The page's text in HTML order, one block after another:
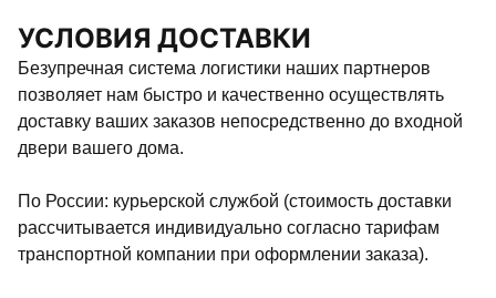
УСЛОВИЯ ДОСТАВКИ
Безупречная система логистики наших партнеров
позволяет нам быстро и качественно осуществлять
доставку ваших заказов непосредственно до входной
двери вашего дома.
По России: курьерской службой (стоимость доставки
рассчитывается индивидуально согласно тарифам
транспортной компании при оформлении заказа).